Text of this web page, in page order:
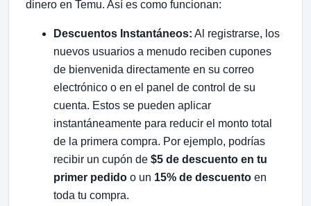
dinero en Temu. Así es como funcionan:
Descuentos Instantáneos: Al registrarse, los
nuevos usuarios a menudo reciben cupones
de bienvenida directamente en su correo
electrónico o en el panel de control de su
cuenta. Estos se pueden aplicar
instantáneamente para reducir el monto total
de la primera compra. Por ejemplo, podrías
recibir un cupón de $5 de descuento en tu
primer pedido o un 15% de descuento en
toda tu compra.